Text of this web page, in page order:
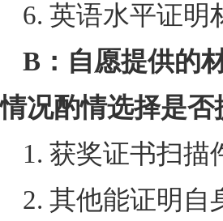
6. 英语水平证明
B ：自愿提供的
情况酌情选择是否
1. 获奖证书扫描
2. 其他能证明